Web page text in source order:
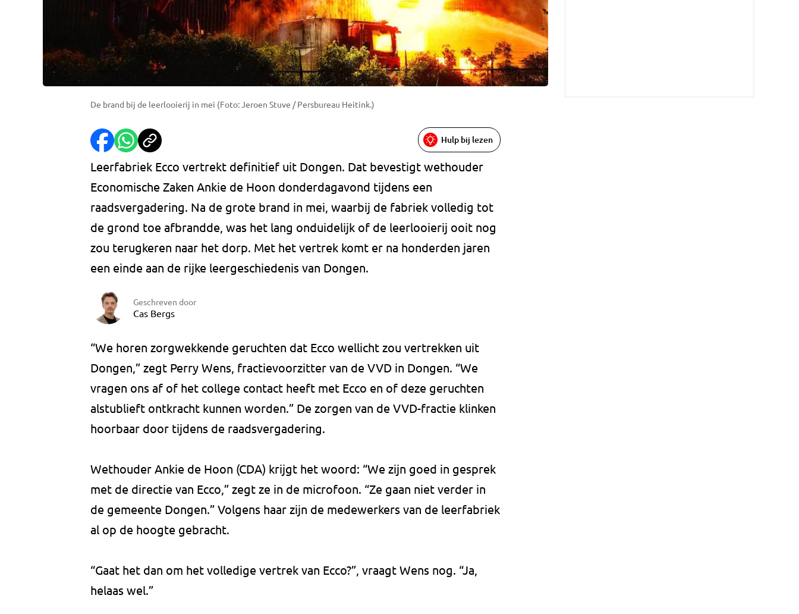
De brand bij de leerlooierij in mei (Foto: Jeroen Stuve / Persbureau Heitink.)
Hulp bij lezen
Leerfabriek Ecco vertrekt definitief uit Dongen. Dat bevestigt wethouder
Economische Zaken Ankie de Hoon donderdagavond tijdens een
raadsvergadering. Na de grote brand in mei, waarbij de fabriek volledig tot
de grond toe afbrandde, was het lang onduidelijk of de leerlooierij ooit nog
zou terugkeren naar het dorp. Met het vertrek komt er na honderden jaren
een einde aan de rijke leergeschiedenis van Dongen.
Geschreven door
Cas Bergs
“We horen zorgwekkende geruchten dat Ecco wellicht zou vertrekken uit
Dongen,” zegt Perry Wens, fractievoorzitter van de VVD in Dongen. “We
vragen ons af of het college contact heeft met Ecco en of deze geruchten
alstublieft ontkracht kunnen worden.” De zorgen van de VVD-fractie klinken
hoorbaar door tijdens de raadsvergadering.
Wethouder Ankie de Hoon (CDA) krijgt het woord: “We zijn goed in gesprek
met de directie van Ecco,” zegt ze in de microfoon. “Ze gaan niet verder in
de gemeente Dongen.” Volgens haar zijn de medewerkers van de leerfabriek
al op de hoogte gebracht.
“Gaat het dan om het volledige vertrek van Ecco?”, vraagt Wens nog. “Ja,
helaas wel.”